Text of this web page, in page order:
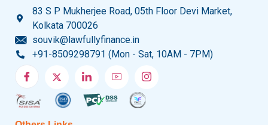
83 S P Mukherjee Road, 05th Floor Devi Market,
Kolkata 700026
souvik@lawfullyfinance.in
+91-8509298791 (Mon - Sat, 10AM - 7PM)